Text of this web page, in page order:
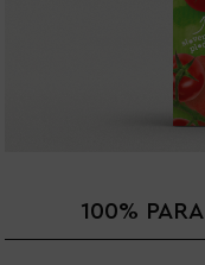
100%